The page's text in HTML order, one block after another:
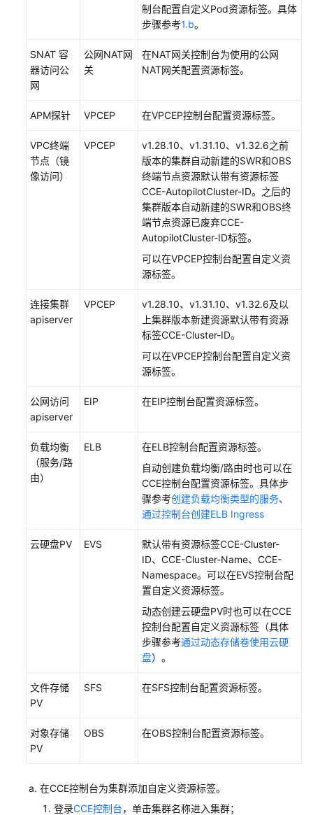
本
分
置
佳
实
践
数
据
方
控
平
台
视
帮
助
文
制台配置自定义Pod资源标签。具体
步骤参考1.b。
SNAT 容
器访问公
网
公网NAT网
关
在NAT网关控制台为使用的公网
NAT网关配置资源标签。
APM探针 VPCEP 在VPCEP控制台配置资源标签。
VPC终端
节点（镜
像访问）
VPCEP
v1.28.10、v1.31.10、v1.32.6之前
版本的集群自动新建的SWR和OBS
终端节点资源默认带有资源标签
CCE-AutopilotCluster-ID。之后的
集群版本自动新建的SWR和OBS终
端节点资源已废弃CCE-
AutopilotCluster-ID标签。
可以在VPCEP控制台配置自定义资
源标签。
连接集群
apiserver
VPCEP
v1.28.10、v1.31.10、v1.32.6及以
上集群版本新建资源默认带有资源
标签CCE-Cluster-ID。
可以在VPCEP控制台配置自定义资
源标签。
公网访问
apiserver
EIP 在EIP控制台配置资源标签。
负载均衡
（服务/路
由）
ELB
在ELB控制台配置资源标签。
自动创建负载均衡/路由时也可以在
CCE控制台配置资源标签。具体步
骤参考创建负载均衡类型的服务、
通过控制台创建ELB Ingress
云硬盘PV EVS
默认带有资源标签CCE-Cluster-
ID、CCE-Cluster-Name、CCE-
Namespace。可以在EVS控制台配
置自定义资源标签。
动态创建云硬盘PV时也可以在CCE
控制台配置自定义资源标签（具体
步骤参考通过动态存储卷使用云硬
盘）。
文件存储
PV
SFS 在SFS控制台配置资源标签。
对象存储
PV
OBS 在OBS控制台配置资源标签。
在CCE控制台为集群添加自定义资源标签。
登录CCE控制台，单击集群名称进入集群；